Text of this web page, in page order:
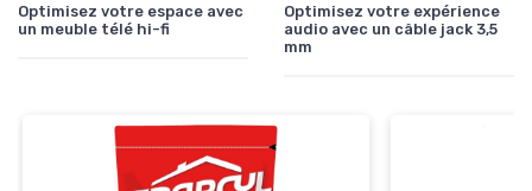
Optimisez votre espace avec
un meuble télé hi-fi
Optimisez votre expérience
audio avec un câble jack 3,5
mm